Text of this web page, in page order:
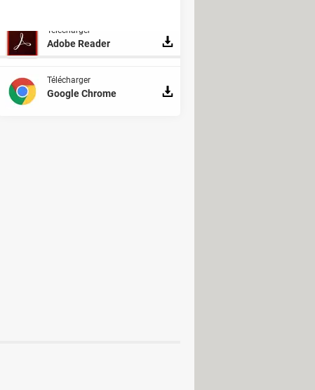
Télécharger
Adobe Reader
Télécharger
Google Chrome